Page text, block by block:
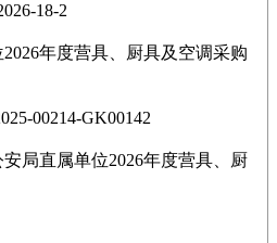
18-2
年度营具、厨具及空调采购
00214-GK00142
局直属单位2026年度营具、厨